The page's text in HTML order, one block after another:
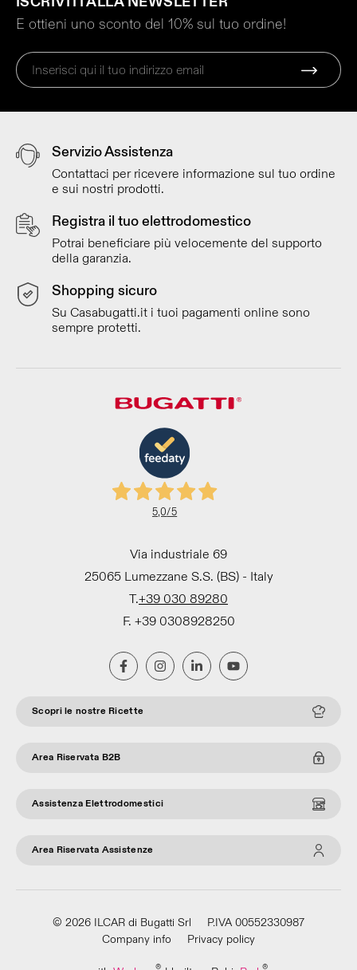
E ottieni uno sconto del 10% sul tuo ordine!
Servizio Assistenza
Contattaci per ricevere informazione sul tuo ordine
e sui nostri prodotti.
Registra il tuo elettrodomestico
Potrai beneficiare più velocemente del supporto
della garanzia.
Shopping sicuro
Su Casabugatti.it i tuoi pagamenti online sono
sempre protetti.
5,0/5
Via industriale 69
25065 Lumezzane S.S. (BS) - Italy
T.+39 030 89280
F. +39 0308928250
Scopri le nostre Ricette
Area Riservata B2B
Assistenza Elettrodomestici
Area Riservata Assistenze
© 2026 ILCAR di Bugatti Srl
P.IVA 00552330987
Company info
Privacy policy